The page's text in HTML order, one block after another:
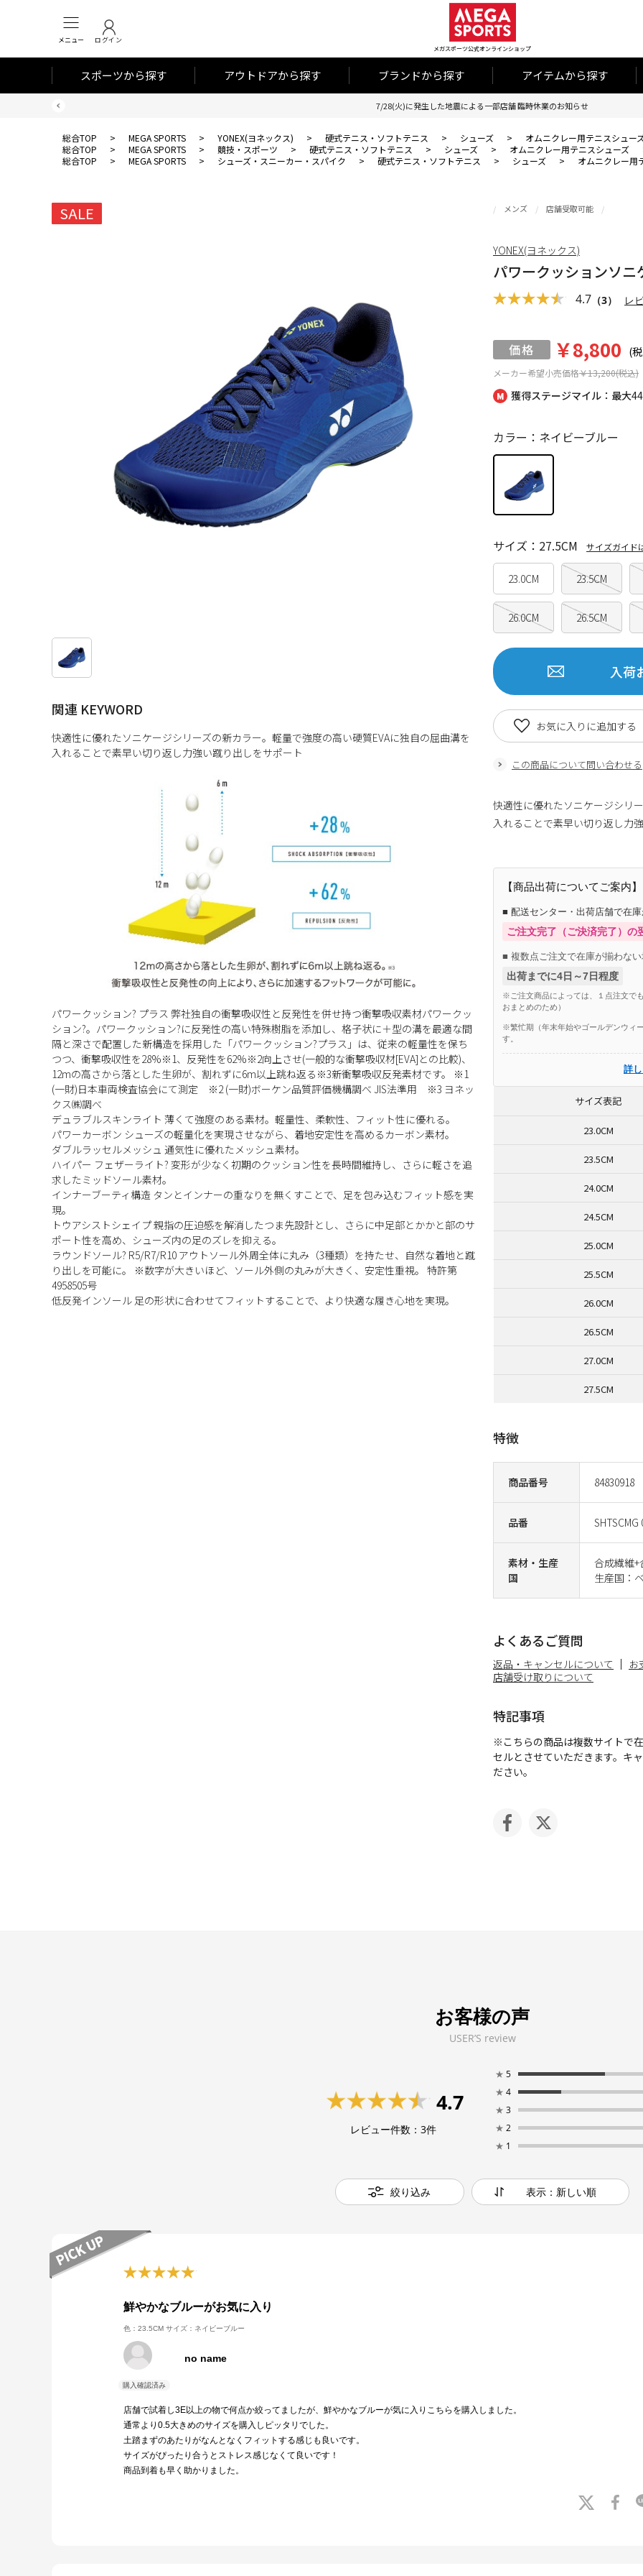
メニュー ログイン
メガスポーツ公式オンラインショップ
スポーツから探す アウトドアから探す ブランドから探す アイテムから探す
7/28(火)に発生した地震による一部店舗 臨時休業のお知らせ
総合TOP > MEGA SPORTS > YONEX(ヨネックス) > 硬式テニス・ソフトテニス > シューズ > オムニクレー用テニスシュー
総合TOP
> MEGA SPORTS > 競技・スポーツ > 硬式テニス・ソフトテニス > シューズ > オムニクレー用テニスシューズ
総合TOP
> MEGA SPORTS > シューズ・スニーカー・スパイク > 硬式テニス・ソフトテニス > シューズ > オムニクレー用
SALE
関連 KEYWORD
快適性に優れたソニケージシリーズの新カラー。軽量で強度の高い硬質EVAに独自の屈曲溝を
入れることで素早い切り返し力強い蹴り出しをサポート
パワークッション? プラス 弊社独自の衝撃吸収性と反発性を併せ持つ衝撃吸収素材パワークッ
ション?。パワークッション?に反発性の高い特殊樹脂を添加し、格子状に＋型の溝を最適な間
隔と深さで配置した新構造を採用した「パワークッション?プラス」は、従来の軽量性を保ち
つつ、衝撃吸収性を28%※1、反発性を62%※2向上させ(一般的な衝撃吸収材[EVA]との比較)、
12mの高さから落とした生卵が、割れずに6m以上跳ね返る※3新衝撃吸収反発素材です。 ※1
(一財)日本車両検査協会にて測定 ※2 (一財)ボーケン品質評価機構調べ JIS法準用 ※3 ヨネッ
クス㈱調べ
デュラブルスキンライト 薄くて強度のある素材。軽量性、柔軟性、フィット性に優れる。
パワーカーボン シューズの軽量化を実現させながら、着地安定性を高めるカーボン素材。
ダブルラッセルメッシュ 通気性に優れたメッシュ素材。
ハイパー フェザーライト? 変形が少なく初期のクッション性を長時間維持し、さらに軽さを追
求したミッドソール素材。
インナーブーティ構造 タンとインナーの重なりを無くすことで、足を包み込むフィット感を実
現。
トウアシストシェイプ 親指の圧迫感を解消したつま先設計とし、さらに中足部とかかと部のサ
ポート性を高め、シューズ内の足のズレを抑える。
ラウンドソール? R5/R7/R10 アウトソール外周全体に丸み（3種類）を持たせ、自然な着地と蹴
り出しを可能に。 ※数字が大きいほど、ソール外側の丸みが大きく、安定性重視。 特許第
4958505号
低反発インソール 足の形状に合わせてフィットすることで、より快適な履き心地を実現。
獲得ステージマイル：最大
メンズ 店舗受取可能
パワークッションソニ
4.7 （3） レ
メーカー希望小売価格￥13,200(税込)
￥8,800 (
商品番号 84830918
品番 SHTSCMG
素材・生産
国
合成繊維+
生産国：
カラー：ネイビーブルー
23.0CM 23.5CM
26.0CM 26.5CM
サイズ：27.5CM サイズガイド
入荷
この商品について問い合わせる
お気に入りに追加する
YONEX(ヨネックス)
快適性に優れたソニケージシリ
入れることで素早い切り返し
【商品出荷についてご案内】
■ 配送センター・出荷店舗で在
ご注文完了（ご決済完了）の
■ 複数点ご注文で在庫が揃わない
出荷までに4日～7日程度
※ご注文商品によっては、１点注文で
おまとめのため）
※繁忙期（年末年始やゴールデンウィ
す。
詳
特徴
よくあるご質問
返品・キャンセルについて お
店舗受け取りについて
特記事項
※こちらの商品は複数サイトで
セルとさせていただきます。キ
ださい。
サイズ表記
23.0CM
23.5CM
24.0CM
24.5CM
25.0CM
25.5CM
26.0CM
26.5CM
27.0CM
27.5CM
お客様の声
USER’S review
4.7
レビュー件数：3件
★ 5
★ 4
★ 3
★ 2
★ 1
絞り込み 表示：新しい順
鮮やかなブルーがお気に入り
色：23.5CM サイズ：ネイビーブルー
no name
店舗で試着し3E以上の物で何点か絞ってましたが、鮮やかなブルーが気に入りこちらを購入しました。
通常より0.5大きめのサイズを購入しピッタリでした。
土踏まずのあたりがなんとなくフィットする感じも良いです。
サイズがぴったり合うとストレス感じなくて良いです！
商品到着も早く助かりました。